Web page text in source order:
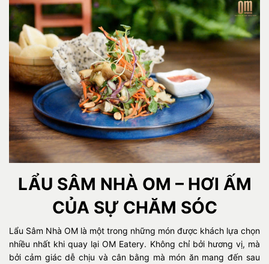
LẨU SÂM NHÀ OM – HƠI ẤM
CỦA SỰ CHĂM SÓC
Lẩu Sâm Nhà OM là một trong những món được khách lựa chọn
nhiều nhất khi quay lại OM Eatery. Không chỉ bởi hương vị, mà
bởi cảm giác dễ chịu và cân bằng mà món ăn mang đến sau